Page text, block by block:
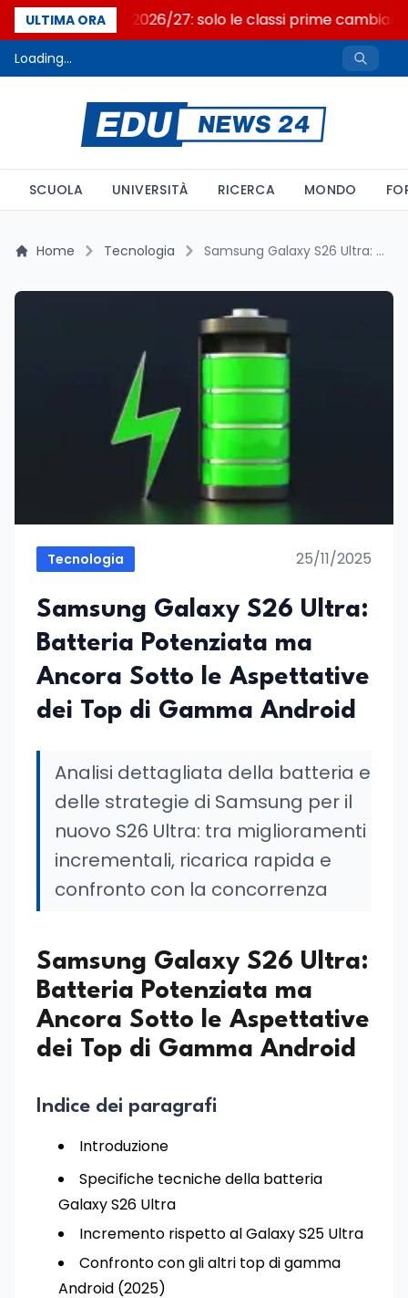
ULTIMA ORA
Nuovo curricolo 2026/27: solo le classi prime cambiano
Loading...
SCUOLA UNIVERSITÀ RICERCA MONDO
Home Tecnologia Samsung Galaxy S26 Ultra: Batteria Potenziata ma Ancora Sotto le Aspettative dei Top di Gamma Android
Tecnologia 25/11/2025
Samsung Galaxy S26 Ultra:
Batteria Potenziata ma
Ancora Sotto le Aspettative
dei Top di Gamma Android
Analisi dettagliata della batteria e
delle strategie di Samsung per il
nuovo S26 Ultra: tra miglioramenti
incrementali, ricarica rapida e
confronto con la concorrenza
Samsung Galaxy S26 Ultra:
Batteria Potenziata ma
Ancora Sotto le Aspettative
dei Top di Gamma Android
Indice dei paragrafi
Introduzione
Specifiche tecniche della batteria
Galaxy S26 Ultra
Incremento rispetto al Galaxy S25 Ultra
Confronto con gli altri top di gamma
Android (2025)